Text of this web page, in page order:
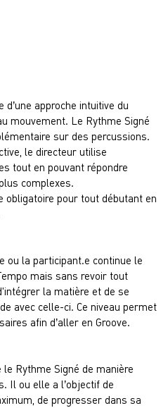
approche intuitive du
mouvement. Le Rythme Signé
sur des percussions.
le directeur utilise
tout en pouvant répondre
complexes.
obligatoire pour tout débutant en
ou la participant.e continue le
mais sans revoir tout
la matière et de se
avec celle-ci. Ce niveau permet
afin d’aller en Groove.
Rythme Signé de manière
Il ou elle a l’objectif de
de progresser dans sa